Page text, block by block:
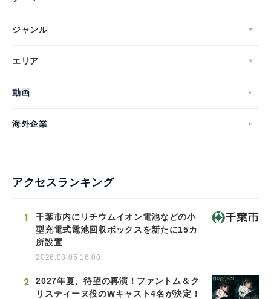
ジャンル
エリア
動画
海外企業
アクセスランキング
1
千葉市内にリチウムイオン電池などの小
型充電式電池回収ボックスを新たに15カ
所設置
2026.08.05 16:00
2
2027年夏、待望の再演！ファントム＆ク
リスティーヌ役のWキャスト4名が決定！
English